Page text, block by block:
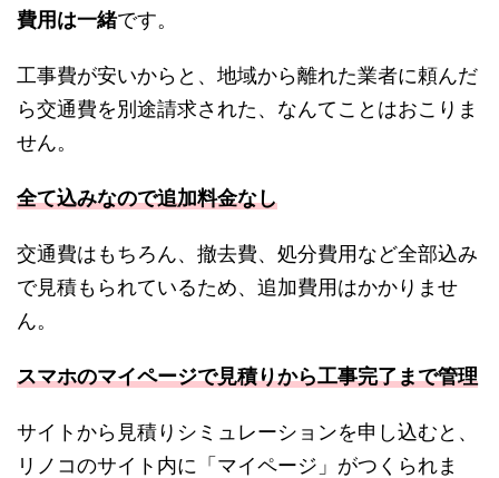
費用は一緒です。
工事費が安いからと、地域から離れた業者に頼んだ
ら交通費を別途請求された、なんてことはおこりま
せん。
全て込みなので追加料金なし
交通費はもちろん、撤去費、処分費用など全部込み
で見積もられているため、追加費用はかかりませ
ん。
スマホのマイページで見積りから工事完了まで管理
サイトから見積りシミュレーションを申し込むと、
リノコのサイト内に「マイページ」がつくられま